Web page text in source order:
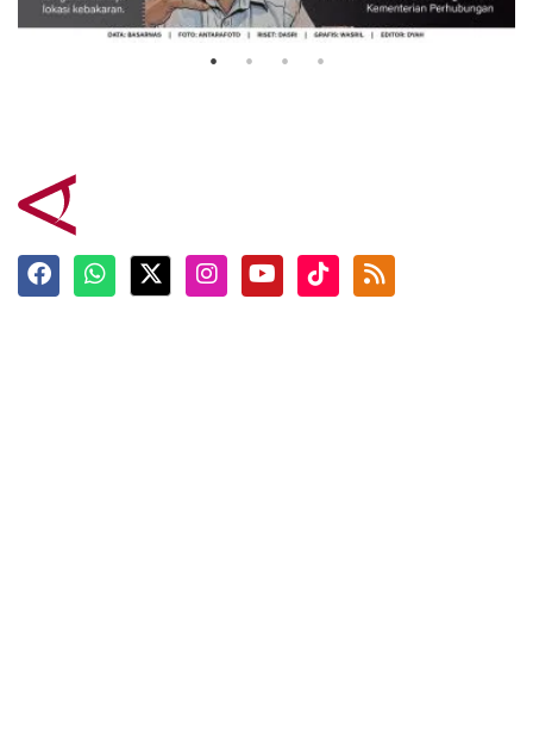
3 Agustus 2026